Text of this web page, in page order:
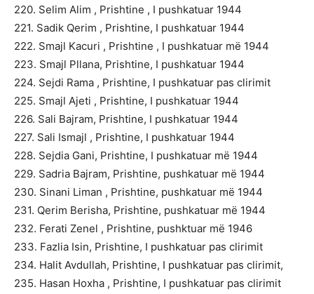
220. Selim Alim , Prishtine , I pushkatuar 1944
221. Sadik Qerim , Prishtine, I pushkatuar 1944
222. Smajl Kacuri , Prishtine , I pushkatuar më 1944
223. Smajl Pllana, Prishtine, I pushkatuar 1944
224. Sejdi Rama , Prishtine, I pushkatuar pas clirimit
225. Smajl Ajeti , Prishtine, I pushkatuar 1944
226. Sali Bajram, Prishtine, I pushkatuar 1944
227. Sali Ismajl , Prishtine, I pushkatuar 1944
228. Sejdia Gani, Prishtine, I pushkatuar më 1944
229. Sadria Bajram, Prishtine, pushkatuar më 1944
230. Sinani Liman , Prishtine, pushkatuar më 1944
231. Qerim Berisha, Prishtine, pushkatuar më 1944
232. Ferati Zenel , Prishtine, pushktuar më 1946
233. Fazlia Isin, Prishtine, I pushkatuar pas clirimit
234. Halit Avdullah, Prishtine, I pushkatuar pas clirimit,
235. Hasan Hoxha , Prishtine, I pushkatuar pas clirimit